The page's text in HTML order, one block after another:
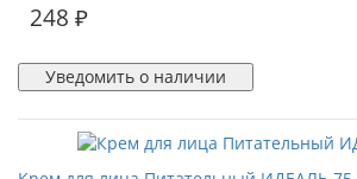
248 ₽
Уведомить о наличии